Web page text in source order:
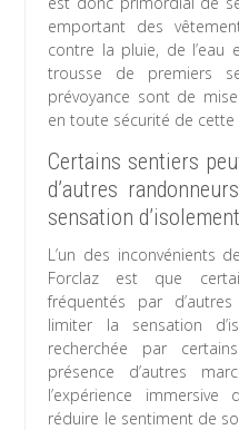
emportant des
contre la pluie, de l’eau
trousse de premiers
prévoyance sont de
en toute sécurité de
Certains sentiers
d’autres
sensation
L’un des inconvénients
Forclaz est que
fréquentés par
limiter la sensation
recherchée par
présence d’autres
l’expérience
réduire le sentiment de